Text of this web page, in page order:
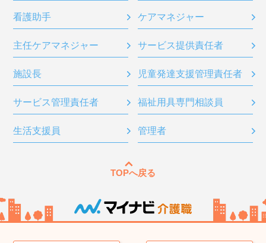
看護助手 ケアマネジャー
主任ケアマネジャー サービス提供責任者
施設長 児童発達支援管理責任者
サービス管理責任者 福祉用具専門相談員
生活支援員 管理者
TOPへ戻る